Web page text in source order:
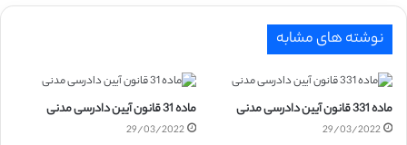
نوشته های مشابه
ماده 331 قانون آیین دادرسی مدنی
29/03/2022
ماده 31 قانون آیین دادرسی مدنی
29/03/2022